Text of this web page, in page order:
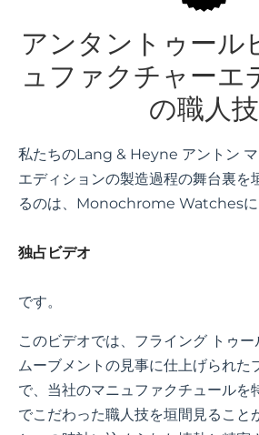
アンタントゥール
ュファクチャーエ
の職人技
私たちのLang & Heyne アントン
エディションの製造過程の舞台裏を
るのは、Monochrome Watchesに
独占ビデオ
です。
このビデオでは、フライング トゥ
ムーブメントの見事に仕上げられた
で、当社のマニュファクチュールを
でこだわった職人技を垣間見ること